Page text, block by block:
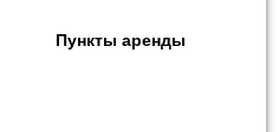
Пункты аренды